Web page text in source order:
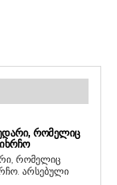
ᲠᲝᲛᲔᲚᲘᲪ
რომელიც
არსებული